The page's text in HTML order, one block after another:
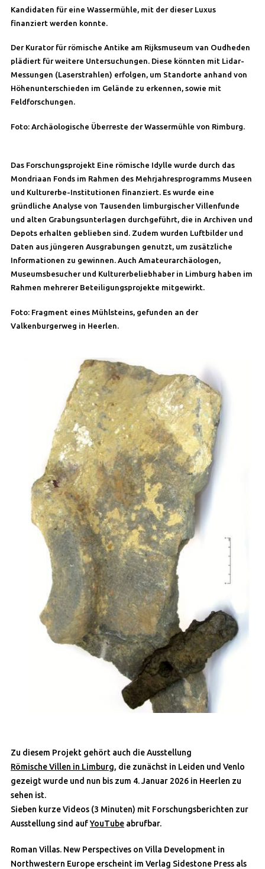
Kandidaten für eine Wassermühle, mit der dieser Luxus
finanziert werden konnte.
Der Kurator für römische Antike am Rijksmuseum van Oudheden
plädiert für weitere Untersuchungen. Diese könnten mit Lidar-
Messungen (Laserstrahlen) erfolgen, um Standorte anhand von
Höhenunterschieden im Gelände zu erkennen, sowie mit
Feldforschungen.
Foto: Archäologische Überreste der Wassermühle von Rimburg.
Das Forschungsprojekt Eine römische Idylle wurde durch das
Mondriaan Fonds im Rahmen des Mehrjahresprogramms Museen
und Kulturerbe-Institutionen finanziert. Es wurde eine
gründliche Analyse von Tausenden limburgischer Villenfunde
und alten Grabungsunterlagen durchgeführt, die in Archiven und
Depots erhalten geblieben sind. Zudem wurden Luftbilder und
Daten aus jüngeren Ausgrabungen genutzt, um zusätzliche
Informationen zu gewinnen. Auch Amateurarchäologen,
Museumsbesucher und Kulturerbeliebhaber in Limburg haben im
Rahmen mehrerer Beteiligungsprojekte mitgewirkt.
Foto: Fragment eines Mühlsteins, gefunden an der
Valkenburgerweg in Heerlen.
Zu diesem Projekt gehört auch die Ausstellung
Römische Villen in Limburg, die zunächst in Leiden und Venlo
gezeigt wurde und nun bis zum 4. Januar 2026 in Heerlen zu
sehen ist.
Sieben kurze Videos (3 Minuten) mit Forschungsberichten zur
Ausstellung sind aufYouTube abrufbar.
Roman Villas. New Perspectives on Villa Development in
Northwestern Europe erscheint im Verlag Sidestone Press als